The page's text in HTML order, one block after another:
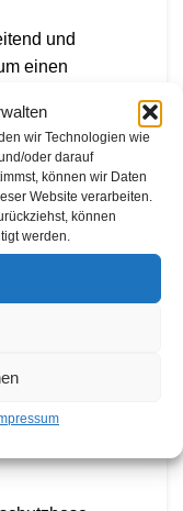
wir Technologien wie
oder darauf
können wir Daten
Website verarbeiten.
können
werden.
und
einen
Diese
ein spezielles
sorgt
beim